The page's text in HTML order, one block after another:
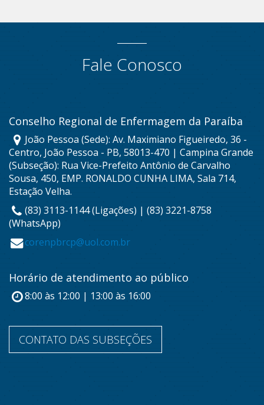
Fale Conosco
Conselho Regional de Enfermagem da Paraíba
João Pessoa (Sede): Av. Maximiano Figueiredo, 36 -
Centro, João Pessoa - PB, 58013-470 | Campina Grande
(Subseção): Rua Vice-Prefeito Antônio de Carvalho
Sousa, 450, EMP. RONALDO CUNHA LIMA, Sala 714,
Estação Velha.
(83) 3113-1144 (Ligações) | (83) 3221-8758
(WhatsApp)
corenpbrcp@uol.com.br
Horário de atendimento ao público
8:00 às 12:00 | 13:00 às 16:00
CONTATO DAS SUBSEÇÕES